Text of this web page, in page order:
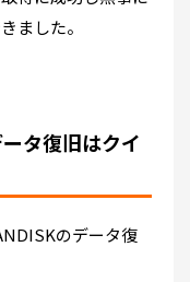
ました。
タ復旧はクイ
のデータ復